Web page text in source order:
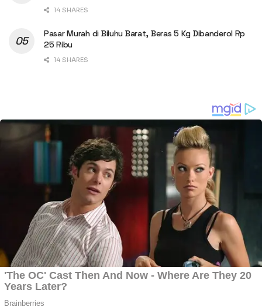
14 SHARES
Pasar Murah di Biluhu Barat, Beras 5 Kg Dibanderol Rp
25 Ribu
14 SHARES